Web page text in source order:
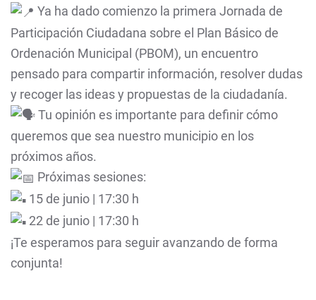
Ya ha dado comienzo la primera Jornada de
Participación Ciudadana sobre el Plan Básico de
Ordenación Municipal (PBOM), un encuentro
pensado para compartir información, resolver dudas
y recoger las ideas y propuestas de la ciudadanía.
Tu opinión es importante para definir cómo
queremos que sea nuestro municipio en los
próximos años.
Próximas sesiones:
15 de junio | 17:30 h
22 de junio | 17:30 h
¡Te esperamos para seguir avanzando de forma
conjunta!